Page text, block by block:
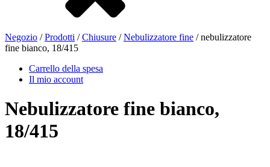
Borsa e Bag-in-Box
Prodotti chimici(267)
Negozio /Prodotti /Chiusure /Nebulizzatore fine / nebulizzatore
fine bianco, 18/415
Carrello della spesa
Il mio account
Nebulizzatore fine bianco,
18/415